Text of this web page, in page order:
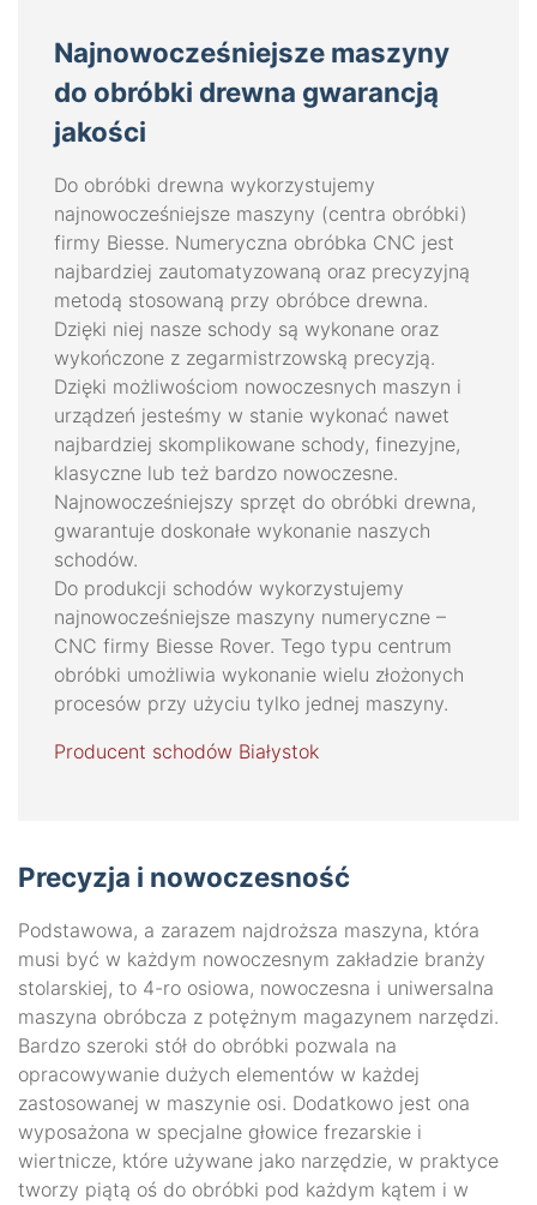
Najnowocześniejsze maszyny
do obróbki drewna gwarancją
jakości
Do obróbki drewna wykorzystujemy
najnowocześniejsze maszyny (centra obróbki)
firmy Biesse. Numeryczna obróbka CNC jest
najbardziej zautomatyzowaną oraz precyzyjną
metodą stosowaną przy obróbce drewna.
Dzięki niej nasze schody są wykonane oraz
wykończone z zegarmistrzowską precyzją.
Dzięki możliwościom nowoczesnych maszyn i
urządzeń jesteśmy w stanie wykonać nawet
najbardziej skomplikowane schody, finezyjne,
klasyczne lub też bardzo nowoczesne.
Najnowocześniejszy sprzęt do obróbki drewna,
gwarantuje doskonałe wykonanie naszych
schodów.
Do produkcji schodów wykorzystujemy
najnowocześniejsze maszyny numeryczne –
CNC firmy Biesse Rover. Tego typu centrum
obróbki umożliwia wykonanie wielu złożonych
procesów przy użyciu tylko jednej maszyny.
Producent schodów Białystok
Precyzja i nowoczesność
Podstawowa, a zarazem najdroższa maszyna, która
musi być w każdym nowoczesnym zakładzie branży
stolarskiej, to 4-ro osiowa, nowoczesna i uniwersalna
maszyna obróbcza z potężnym magazynem narzędzi.
Bardzo szeroki stół do obróbki pozwala na
opracowywanie dużych elementów w każdej
zastosowanej w maszynie osi. Dodatkowo jest ona
wyposażona w specjalne głowice frezarskie i
wiertnicze, które używane jako narzędzie, w praktyce
tworzy piątą oś do obróbki pod każdym kątem i w